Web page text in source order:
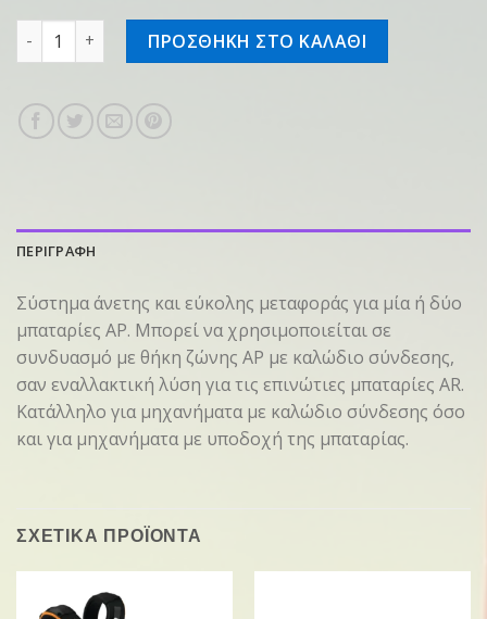
Σύστημα μεταφοράς AP ποσότητα
ΠΡΟΣΘΗΚΗ ΣΤΟ ΚΑΛΑΘΙ
ΠΕΡΙΓΡΑΦΗ
Σύστημα άνετης και εύκολης μεταφοράς για μία ή δύο
μπαταρίες AP. Μπορεί να χρησιμοποιείται σε
συνδυασμό με θήκη ζώνης AP με καλώδιο σύνδεσης,
σαν εναλλακτική λύση για τις επινώτιες μπαταρίες AR.
Κατάλληλο για μηχανήματα με καλώδιο σύνδεσης όσο
και για μηχανήματα με υποδοχή της μπαταρίας.
ΣΧΕΤΙΚΑ ΠΡΟΪΟΝΤΑ